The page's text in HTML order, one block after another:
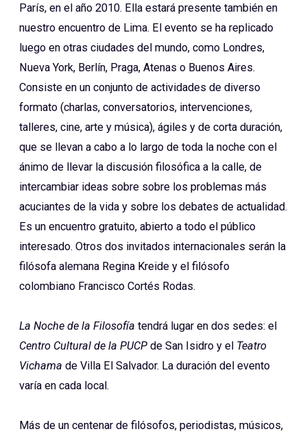
París, en el año 2010. Ella estará presente también en
nuestro encuentro de Lima. El evento se ha replicado
luego en otras ciudades del mundo, como Londres,
Nueva York, Berlín, Praga, Atenas o Buenos Aires.
Consiste en un conjunto de actividades de diverso
formato (charlas, conversatorios, intervenciones,
talleres, cine, arte y música), ágiles y de corta duración,
que se llevan a cabo a lo largo de toda la noche con el
ánimo de llevar la discusión filosófica a la calle, de
intercambiar ideas sobre sobre los problemas más
acuciantes de la vida y sobre los debates de actualidad.
Es un encuentro gratuito, abierto a todo el público
interesado. Otros dos invitados internacionales serán la
filósofa alemana Regina Kreide y el filósofo
colombiano Francisco Cortés Rodas.
La Noche de la Filosofía tendrá lugar en dos sedes: el
Centro Cultural de la PUCP de San Isidro y el Teatro
Vichama de Villa El Salvador. La duración del evento
varía en cada local.
Más de un centenar de filósofos, periodistas, músicos,